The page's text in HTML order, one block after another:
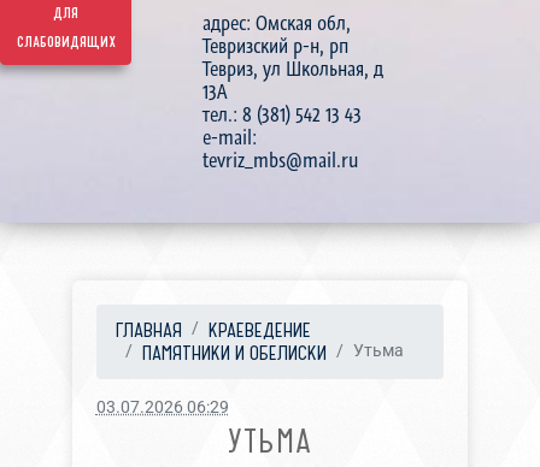
для
слабовидящих
адрес: Омская обл,
Тевризский р-н, рп
Тевриз, ул Школьная, д
13А
тел.: 8 (381) 542 13 43
e-mail:
tevriz_mbs@mail.ru
ГЛАВНАЯ
КРАЕВЕДЕНИЕ
ПАМЯТНИКИ И ОБЕЛИСКИ
Утьма
03.07.2026 06:29
УТЬМА